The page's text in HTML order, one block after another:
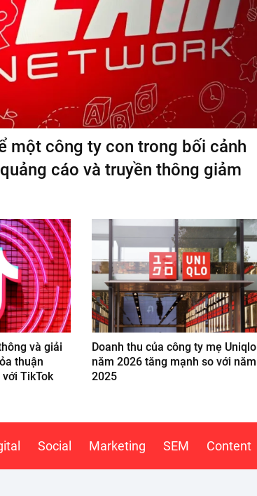
một công ty con trong bối cảnh
cáo và truyền thông giảm
và giải
thuận
TikTok
Doanh thu của công ty mẹ Uniqlo
năm 2026 tăng mạnh so với năm
2025
Social Marketing SEM Content